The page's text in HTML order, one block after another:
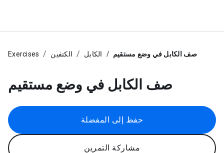
Exercises الكتفين الكابل صف الكابل في وضع مستقيم
صف الكابل في وضع مستقيم
حفظ إلى المفضلة
مشاركة التمرين